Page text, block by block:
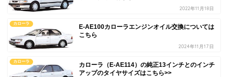
2022年11月18日
カローラ
E-AE100カローラエンジンオイル交換については
こちら
2024年11月17日
カローラ
カローラ（E-AE114）の純正13インチとのインチ
アップのタイヤサイズはこちら>>